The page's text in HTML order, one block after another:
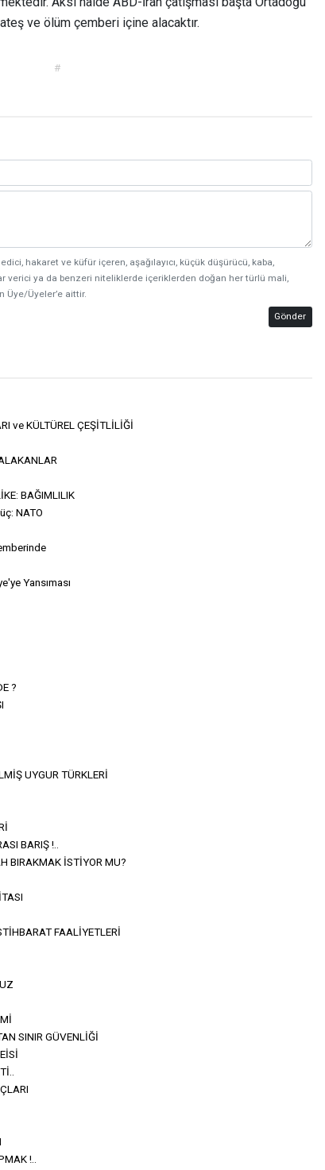
ve ölüm çemberi içine alacaktır.
#
hakaret ve küfür içeren, aşağılayıcı, küçük düşürücü, kaba,
verici ya da benzeri niteliklerde içeriklerden doğan her türlü mali,
Üye/Üyeler’e aittir.
Gönder
ve KÜLTÜREL ÇEŞİTLİLİĞİ
BAĞIMLILIK
NATO
Yansıması
?
UYGUR TÜRKLERİ
BARIŞ !..
BIRAKMAK İSTİYOR MU?
FAALİYETLERİ
SINIR GÜVENLİĞİ
!..